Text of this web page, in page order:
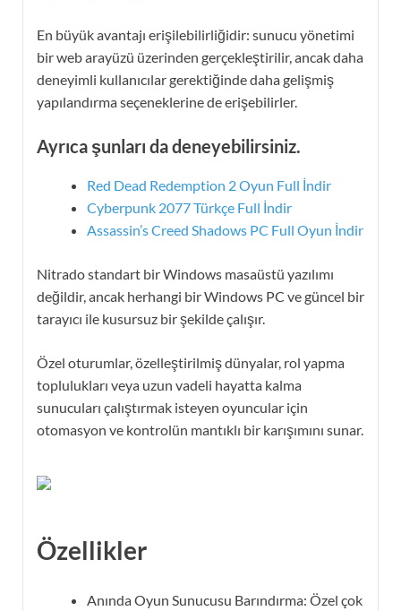
En büyük avantajı erişilebilirliğidir: sunucu yönetimi
bir web arayüzü üzerinden gerçekleştirilir, ancak daha
deneyimli kullanıcılar gerektiğinde daha gelişmiş
yapılandırma seçeneklerine de erişebilirler.
Ayrıca şunları da deneyebilirsiniz.
Red Dead Redemption 2 Oyun Full İndir
Cyberpunk 2077Türkçe Full İndir
Assassin’s Creed Shadows PC Full Oyun İndir
Nitrado standart bir Windows masaüstü yazılımı
değildir, ancak herhangi bir Windows PC ve güncel bir
tarayıcı ile kusursuz bir şekilde çalışır.
Özel oturumlar, özelleştirilmiş dünyalar, rol yapma
toplulukları veya uzun vadeli hayatta kalma
sunucuları çalıştırmak isteyen oyuncular için
otomasyon ve kontrolün mantıklı bir karışımını sunar.
Özellikler
Anında Oyun Sunucusu Barındırma: Özel çok